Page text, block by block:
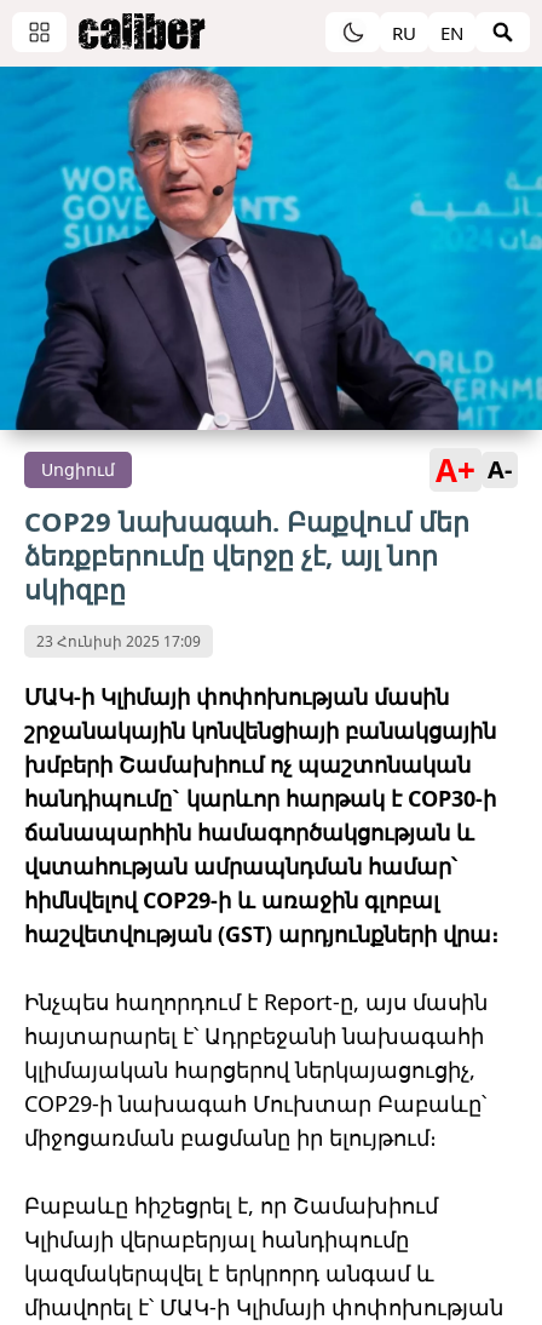
RU EN
Սոցիում A+ A-
COP29 նախագահ. Բաքվում մեր
ձեռքբերումը վերջը չէ, այլ նոր
սկիզբը
23 Հունիսի 2025 17:09
ՄԱԿ-ի Կլիմայի փոփոխության մասին
շրջանակային կոնվենցիայի բանակցային
խմբերի Շամախիում ոչ պաշտոնական
հանդիպումը` կարևոր հարթակ է COP30-ի
ճանապարհին համագործակցության և
վստահության ամրապնդման համար՝
հիմնվելով COP29-ի և առաջին գլոբալ
հաշվետվության (GST) արդյունքների վրա։
Ինչպես հաղորդում է Report-ը, այս մասին
հայտարարել է՝ Ադրբեջանի նախագահի
կլիմայական հարցերով ներկայացուցիչ,
COP29-ի նախագահ Մուխտար Բաբաևը՝
միջոցառման բացմանը իր ելույթում։
Բաբաևը հիշեցրել է, որ Շամախիում
Կլիմայի վերաբերյալ հանդիպումը
կազմակերպվել է երկրորդ անգամ և
միավորել է՝ ՄԱԿ-ի Կլիմայի փոփոխության